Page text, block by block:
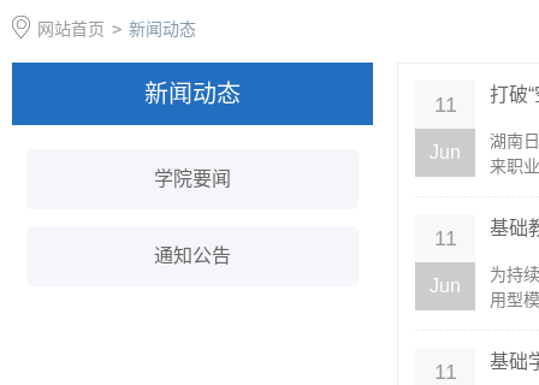
网站首页 > 新闻动态
新闻动态
学院要闻
通知公告
11
Jun
打破
湖南
来职
11
Jun
基础
为持
用型
11 基础